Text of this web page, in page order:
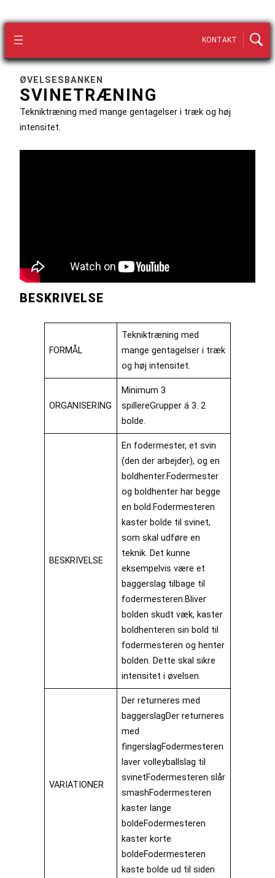
KONTAKT
ØVELSESBANKEN
SVINETRÆNING
Tekniktræning med mange gentagelser i træk og høj
intensitet.
BESKRIVELSE
FORMÅL
Tekniktræning med
mange gentagelser i træk
og høj intensitet.
ORGANISERING
Minimum 3
spillereGrupper á 3. 2
bolde.
BESKRIVELSE
En fodermester, et svin
(den der arbejder), og en
boldhenter.Fodermester
og boldhenter har begge
en bold.Fodermesteren
kaster bolde til svinet,
som skal udføre en
teknik. Det kunne
eksempelvis være et
baggerslag tilbage til
fodermesteren.Bliver
bolden skudt væk, kaster
boldhenteren sin bold til
fodermesteren og henter
bolden. Dette skal sikre
intensitet i øvelsen.
VARIATIONER
Der returneres med
baggerslagDer returneres
med
fingerslagFodermesteren
laver volleyballslag til
svinetFodermesteren slår
smashFodermesteren
kaster lange
boldeFodermesteren
kaster korte
boldeFodermesteren
kaste bolde ud til siden